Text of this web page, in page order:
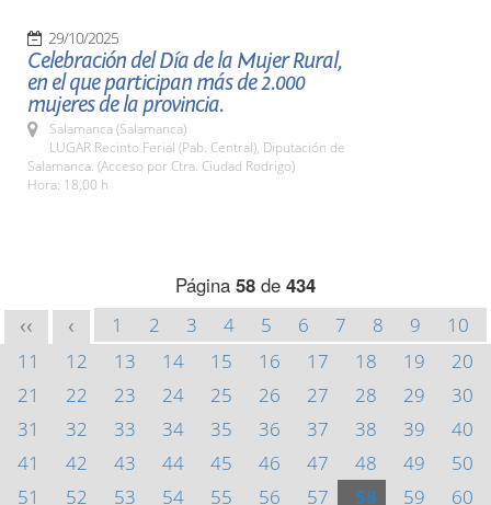
29/10/2025
Celebración del Día de la Mujer Rural,
en el que participan más de 2.000
mujeres de la provincia.
Salamanca (Salamanca)
LUGAR Recinto Ferial (Pab. Central), Diputación de
Salamanca. (Acceso por Ctra. Ciudad Rodrigo)
Hora: 18,00 h
Página 58 de 434
<< < 1 2 3 4 5 6 7 8 9
10
11
12 13 14 15 16 17 18 19
20
21
22 23 24 25 26 27 28 29
30
31
32 33 34 35 36 37 38 39
40
41
42 43 44 45 46 47 48 49
50
51
52 53 54 55 56 57 58 59
60